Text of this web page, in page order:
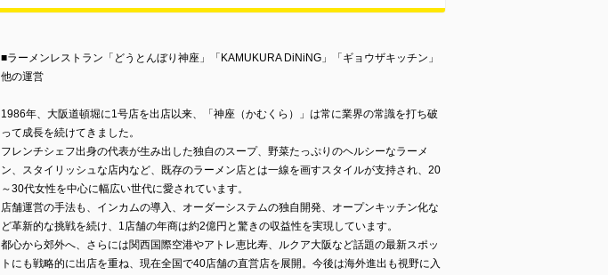
■ラーメンレストラン「どうとんぼり神座」「KAMUKURA DiNiNG」「ギョウザキッチン」
他の運営
1986年、大阪道頓堀に1号店を出店以来、「神座（かむくら）」は常に業界の常識を打ち破
って成長を続けてきました。
フレンチシェフ出身の代表が生み出した独自のスープ、野菜たっぷりのヘルシーなラーメ
ン、スタイリッシュな店内など、既存のラーメン店とは一線を画すスタイルが支持され、20
～30代女性を中心に幅広い世代に愛されています。
店舗運営の手法も、インカムの導入、オーダーシステムの独自開発、オープンキッチン化な
ど革新的な挑戦を続け、1店舗の年商は約2億円と驚きの収益性を実現しています。
都心から郊外へ、さらには関西国際空港やアトレ恵比寿、ルクア大阪など話題の最新スポッ
トにも戦略的に出店を重ね、現在全国で40店舗の直営店を展開。今後は海外進出も視野に入